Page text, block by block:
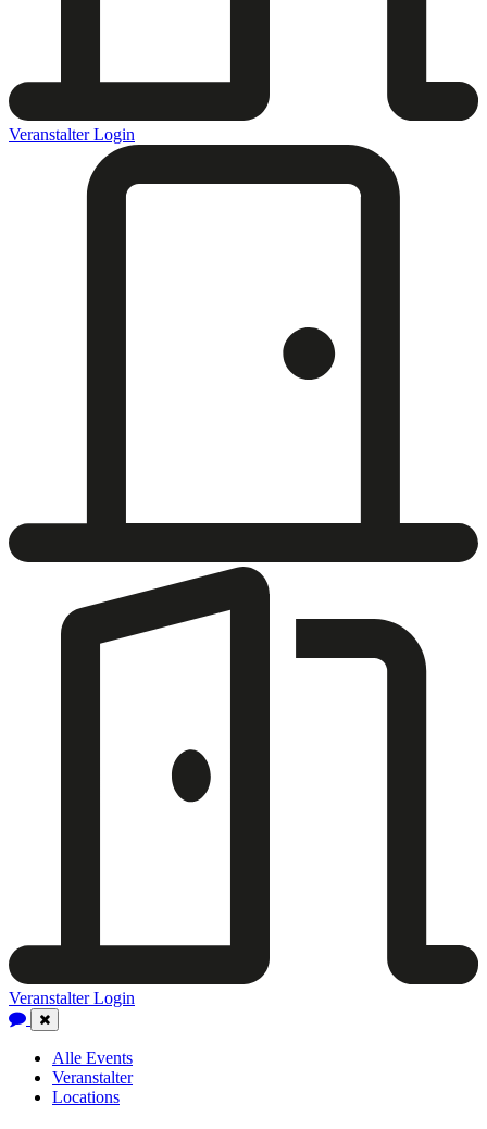
Veranstalter Login
Veranstalter Login
Close
Navigation
Alle Events
Veranstalter
Locations